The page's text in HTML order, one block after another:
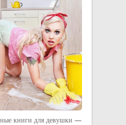
книги для девушки —